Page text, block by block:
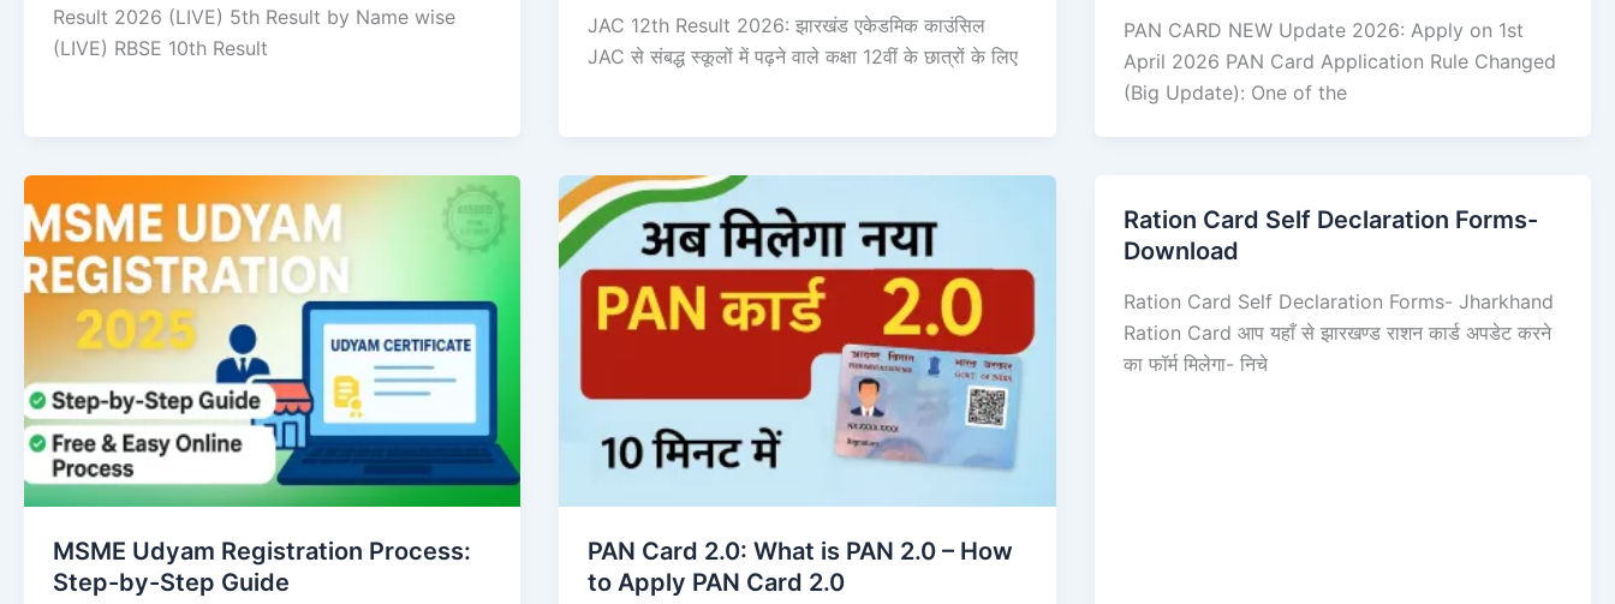
Result 2026 (LIVE) 5th Result by Name wise
(LIVE) RBSE 10th Result
JAC 12th Result 2026: झारखंड एकेडमिक काउंसिल
JAC से संबद्ध स्कूलों में पढ़ने वाले कक्षा 12वीं के छात्रों के लिए
PAN CARD NEW Update 2026: Apply on 1st
April 2026 PAN Card Application Rule Changed
(Big Update): One of the
MSME Udyam Registration Process:
Step-by-Step Guide
PAN Card 2.0: What is PAN 2.0 – How
to Apply PAN Card 2.0
Ration Card Self Declaration Forms-
Download
Ration Card Self Declaration Forms- Jharkhand
Ration Card आप यहाँ से झारखण्ड राशन कार्ड अपडेट करने
का फॉर्म मिलेगा- निचे